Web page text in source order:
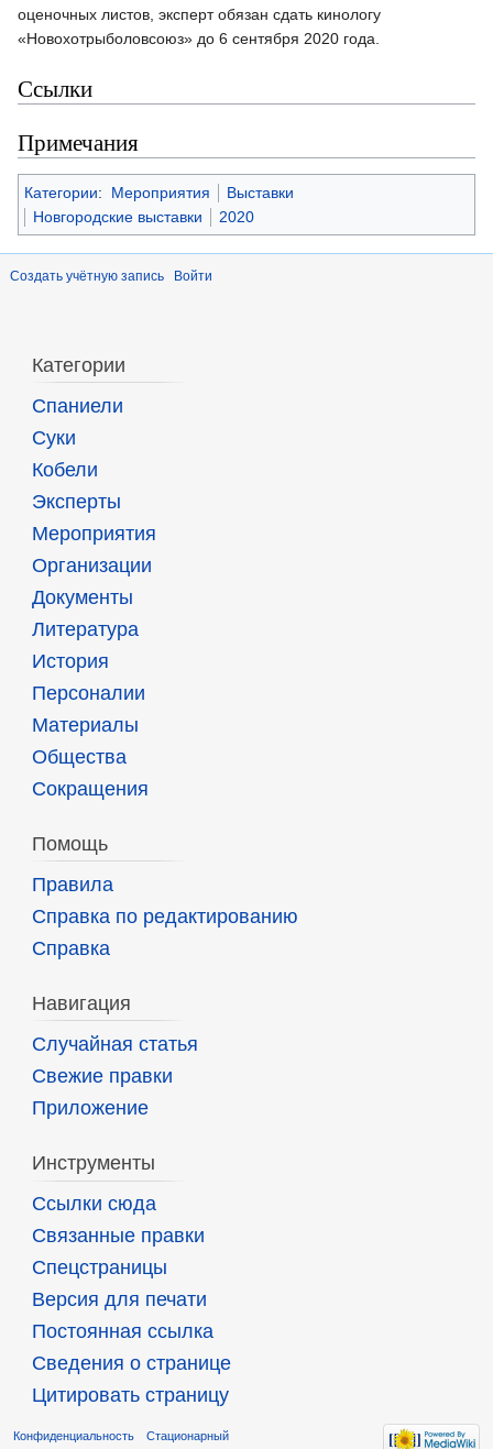
оценочных листов, эксперт обязан сдать кинологу
«Новохотрыболовсоюз» до 6 сентября 2020 года.
Ссылки
Примечания
Категории: Мероприятия
Выставки
Новгородские выставки
2020
Создать учётную запись Войти
Категории
Спаниели
Суки
Кобели
Эксперты
Мероприятия
Организации
Документы
Литература
История
Персоналии
Материалы
Общества
Сокращения
Помощь
Правила
Справка по редактированию
Справка
Навигация
Случайная статья
Свежие правки
Приложение
Инструменты
Ссылки сюда
Связанные правки
Спецстраницы
Версия для печати
Постоянная ссылка
Сведения о странице
Цитировать страницу
Конфиденциальность Стационарный